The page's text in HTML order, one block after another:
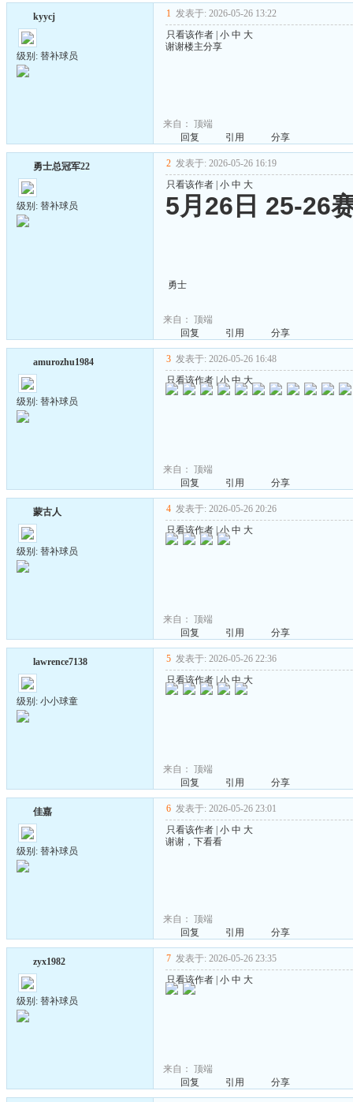
kyycj
级别: 替补球员
1 发表于: 2026-05-26 13:22
只看该作者 小 中 大
谢谢楼主分享
来自： 顶端
回复
引用 分享
勇士总冠军22
级别: 替补球员
2 发表于: 2026-05-26 16:19
只看该作者 小 中 大
5月26日 25-26
勇士
来自： 顶端
回复
引用 分享
amurozhu1984
级别: 替补球员
3 发表于: 2026-05-26 16:48
只看该作者 |小 中 大
来自： 顶端
回复
引用 分享
蒙古人
级别: 替补球员
4 发表于: 2026-05-26 20:26
只看该作者 |小 中 大
来自： 顶端
回复
引用 分享
lawrence7138
级别: 小小球童
5 发表于: 2026-05-26 22:36
只看该作者 |小 中 大
来自： 顶端
回复
引用 分享
佳嘉
级别: 替补球员
6 发表于: 2026-05-26 23:01
只看该作者 小 中 大
谢谢，下看看
来自： 顶端
回复
引用 分享
zyx1982
级别: 替补球员
7 发表于: 2026-05-26 23:35
只看该作者 小 中 大
来自： 顶端
回复
引用 分享